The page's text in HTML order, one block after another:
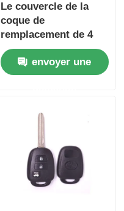
Le couvercle de la
coque de
remplacement de 4
boutons pour Qin
PLUS DM-i Qin PLUS
EV Yuan PLUS SONG
envoyer une